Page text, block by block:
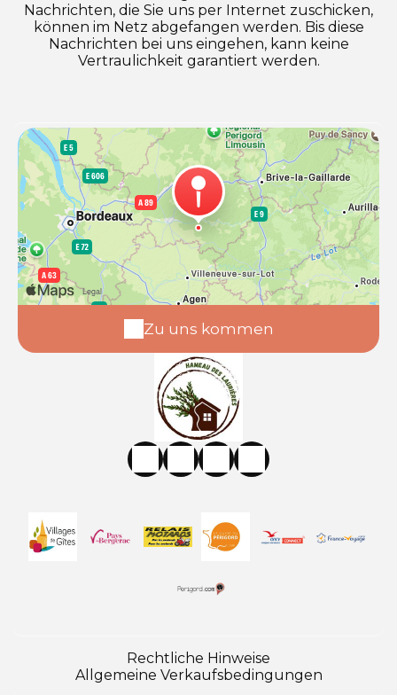
Nachrichten, die Sie uns per Internet zuschicken,
können im Netz abgefangen werden. Bis diese
Nachrichten bei uns eingehen, kann keine
Vertraulichkeit garantiert werden.
Zu uns kommen
Rechtliche Hinweise
Allgemeine Verkaufsbedingungen